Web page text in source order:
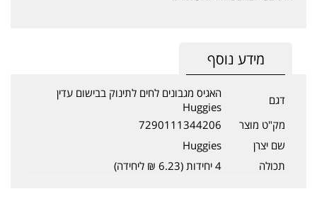
מידע נוסף
דגם
האגיס מגבונים לחים לתינוק בבישום עדין
Huggies
מק"ט מוצר
7290111344206
שם יצרן
Huggies
תכולה
4 יחידות (6.23 ₪ ליחידה)